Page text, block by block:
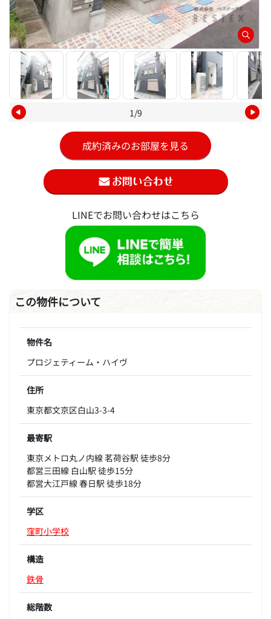
1/9
成約済みのお部屋を見る
LINEでお問い合わせはこちら
この物件について
物件名
プロジェティーム・ハイヴ
住所
東京都文京区白山3-3-4
最寄駅
東京メトロ丸ノ内線 茗荷谷駅 徒歩8分
都営三田線 白山駅 徒歩15分
都営大江戸線 春日駅 徒歩18分
学区
窪町小学校
構造
鉄骨
総階数